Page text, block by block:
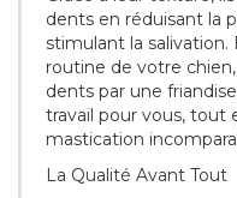
dents en réduisant la
stimulant la salivation.
routine de votre
dents par une
travail pour vous, tout
mastication
La Qualité Avant Tout